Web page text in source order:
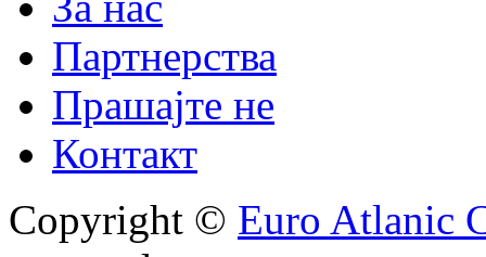
Партнерства
Прашајте не
Контакт
Copyright © Euro Atlanic